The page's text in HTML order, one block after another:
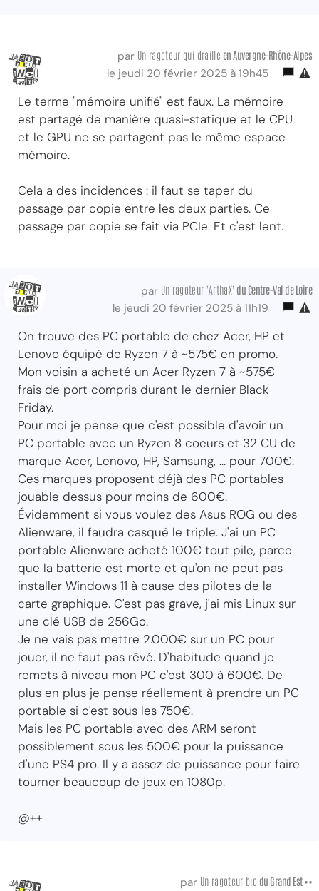
par Un ragoteur qui draille en Auvergne-Rhône-Alpes
le jeudi 20 février 2025 à 19h45
Le terme "mémoire unifié" est faux. La mémoire
est partagé de manière quasi-statique et le CPU
et le GPU ne se partagent pas le même espace
mémoire.
Cela a des incidences : il faut se taper du
passage par copie entre les deux parties. Ce
passage par copie se fait via PCIe. Et c'est lent.
par Un ragoteur 'ArthaX' du Centre-Val de Loire
le jeudi 20 février 2025 à 11h19
On trouve des PC portable de chez Acer, HP et
Lenovo équipé de Ryzen 7 à ~575€ en promo.
Mon voisin a acheté un Acer Ryzen 7 à ~575€
frais de port compris durant le dernier Black
Friday.
Pour moi je pense que c'est possible d'avoir un
PC portable avec un Ryzen 8 coeurs et 32 CU de
marque Acer, Lenovo, HP, Samsung, ... pour 700€.
Ces marques proposent déjà des PC portables
jouable dessus pour moins de 600€.
Évidemment si vous voulez des Asus ROG ou des
Alienware, il faudra casqué le triple. J'ai un PC
portable Alienware acheté 100€ tout pile, parce
que la batterie est morte et qu'on ne peut pas
installer Windows 11 à cause des pilotes de la
carte graphique. C'est pas grave, j'ai mis Linux sur
une clé USB de 256Go.
Je ne vais pas mettre 2.000€ sur un PC pour
jouer, il ne faut pas rêvé. D'habitude quand je
remets à niveau mon PC c'est 300 à 600€. De
plus en plus je pense réellement à prendre un PC
portable si c'est sous les 750€.
Mais les PC portable avec des ARM seront
possiblement sous les 500€ pour la puissance
d'une PS4 pro. Il y a assez de puissance pour faire
tourner beaucoup de jeux en 1080p.
@++
par Un ragoteur bio du Grand Est ••